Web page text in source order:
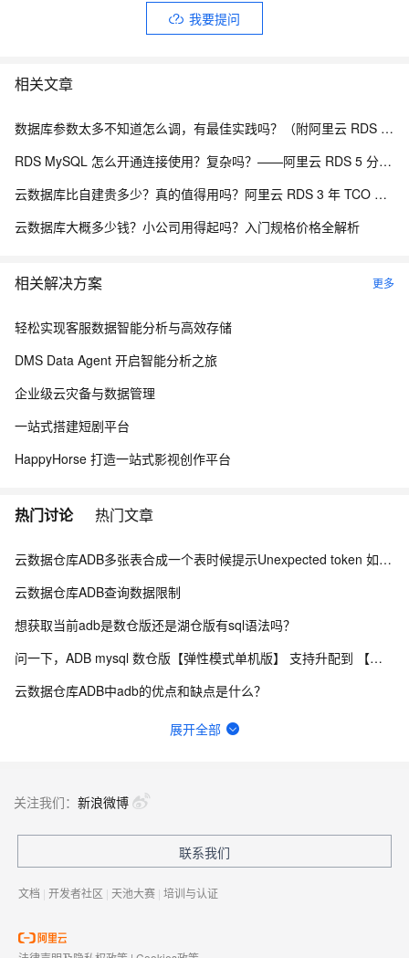
我要提问
相关文章
数据库参数太多不知道怎么调，有最佳实践吗？（附阿里云 RDS 参数模板 + DAS 智能调参方案）
RDS MySQL 怎么开通连接使用？复杂吗？——阿里云 RDS 5 分钟上手全流程
云数据库比自建贵多少？真的值得用吗？阿里云 RDS 3 年 TCO 全面对比分析
云数据库大概多少钱？小公司用得起吗？入门规格价格全解析
相关解决方案 更多
轻松实现客服数据智能分析与高效存储
DMS Data Agent 开启智能分析之旅
企业级云灾备与数据管理
一站式搭建短剧平台
HappyHorse 打造一站式影视创作平台
热门讨论 热门文章
云数据仓库ADB多张表合成一个表时候提示Unexpected token 如何优化？
云数据仓库ADB查询数据限制
想获取当前adb是数仓版还是湖仓版有sql语法吗？
问一下，ADB mysql 数仓版【弹性模式单机版】 支持升配到 【弹性模式集群版】 吗 ？
云数据仓库ADB中adb的优点和缺点是什么？
云数据仓库ADB怎么给表增加字段？
展开全部
关注我们： 新浪微博
联系我们
文档 | 开发者社区 | 天池大赛 | 培训与认证